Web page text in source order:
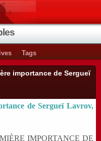
Tags
importance de Sergueï
de Sergueï Lavrov,